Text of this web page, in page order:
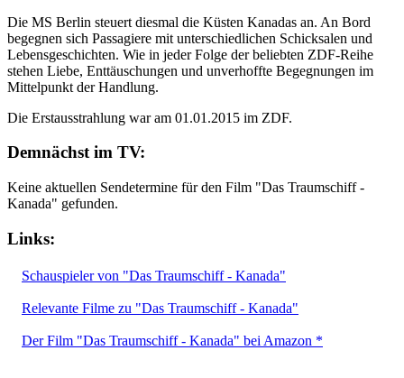
Die MS Berlin steuert diesmal die Küsten Kanadas an. An Bord
begegnen sich Passagiere mit unterschiedlichen Schicksalen und
Lebensgeschichten. Wie in jeder Folge der beliebten ZDF-Reihe
stehen Liebe, Enttäuschungen und unverhoffte Begegnungen im
Mittelpunkt der Handlung.
Die Erstausstrahlung war am 01.01.2015 im ZDF.
Demnächst im TV:
Keine aktuellen Sendetermine für den Film "Das Traumschiff -
Kanada" gefunden.
Links:
Schauspieler von "Das Traumschiff - Kanada"
Relevante Filme zu "Das Traumschiff - Kanada"
Der Film "Das Traumschiff - Kanada" bei Amazon *